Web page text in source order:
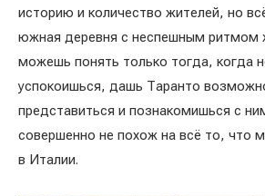
историю и количество жителей, но
южная деревня с неспешным ритмом
можешь понять только тогда, когда
успокоишься, дашь Таранто
представиться и познакомишься с
совершенно не похож на всё то, что
в Италии.